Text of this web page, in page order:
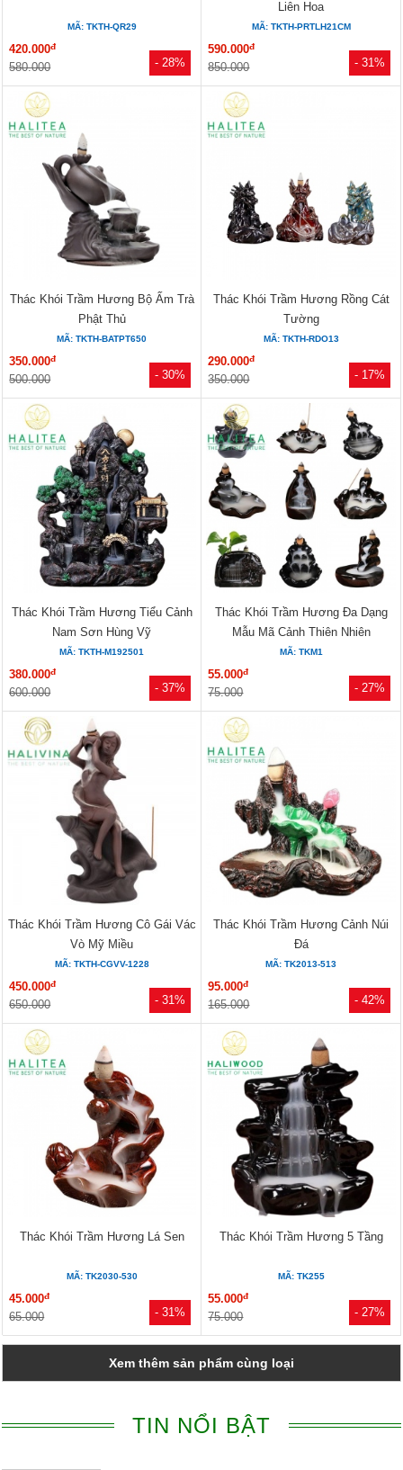
- 28%
MÃ: TKTH-QR29
420.000đ
580.000 - 31%
Liên Hoa
MÃ: TKTH-PRTLH21CM
590.000đ
850.000
- 30%
Thác Khói Trầm Hương Bộ Ấm Trà
Phật Thủ
MÃ: TKTH-BATPT650
350.000đ
500.000 - 17%
Thác Khói Trầm Hương Rồng Cát
Tường
MÃ: TKTH-RDO13
290.000đ
350.000
- 37%
Thác Khói Trầm Hương Tiểu Cảnh
Nam Sơn Hùng Vỹ
MÃ: TKTH-M192501
380.000đ
600.000 - 27%
Thác Khói Trầm Hương Đa Dạng
Mẫu Mã Cảnh Thiên Nhiên
MÃ: TKM1
55.000đ
75.000
- 31%
Thác Khói Trầm Hương Cô Gái Vác
Vò Mỹ Miều
MÃ: TKTH-CGVV-1228
450.000đ
650.000 - 42%
Thác Khói Trầm Hương Cảnh Núi
Đá
MÃ: TK2013-513
95.000đ
165.000
- 31%
Thác Khói Trầm Hương Lá Sen
MÃ: TK2030-530
45.000đ
65.000 - 27%
Thác Khói Trầm Hương 5 Tầng
MÃ: TK255
55.000đ
75.000
Xem thêm sản phẩm cùng loại
TIN NỔI BẬT